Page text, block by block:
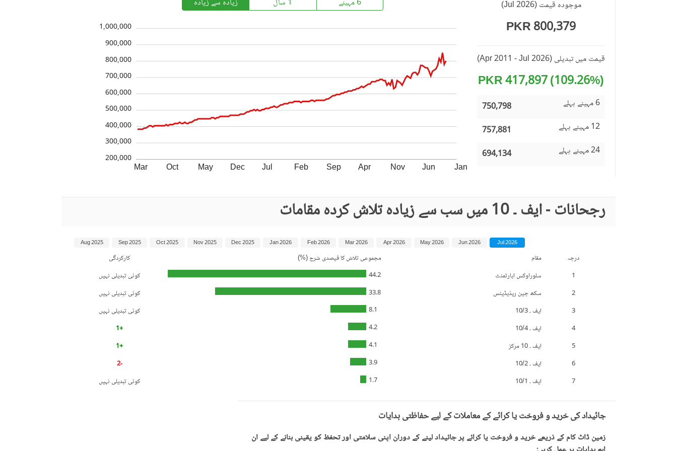
مزید خصوصیات
دیکھ بھال کا عملہ
موجودہ قیمت(
Jul 2026
)
800,379 PKR
قیمت میں تبدیلی(Apr 2011 - Jul 2026)
(109.26%) 417,897 PKR
6 مہینے پہلے
750,798
12 مہینے پہلے
757,881
24 مہینے پہلے
694,134
6 مہینے 1 سال زیادہ سے زیادہ
Mar Oct May Dec Jul Feb Sep Apr Nov Jun Jan
200,000
300,000
400,000
500,000
600,000
700,000
800,000
900,000
1,000,000
رجحانات - ایف ۔ 10 میں سب سے زیادہ تلاش کردہ مقامات
درجہ مقام مجموعی تلاش کا فیصدی شرح (%)
کارکردگی
1
سلوراوکس اپارٹمنٹ 44.2
کوئی تبدیلی نہیں
2
سکھ چین ریذیڈینس 33.8
کوئی تبدیلی نہیں
3
ایف ۔ 10/3 8.1
کوئی تبدیلی نہیں
4
ایف ۔ 10/4 4.2
+1
5
ایف ۔ 10 مرکز 4.1
+1
6
ایف ۔ 10/2 3.9
-2
7
ایف ۔ 10/1 1.7 کوئی تبدیلی نہیں
Jul 2026
Jun 2026
May 2026
Apr 2026
Mar 2026
Feb 2026
Jan 2026
Dec 2025
Nov 2025
Oct 2025
Sep 2025
Aug 2025
جائیداد کی خرید و فروخت یا کرائے کے معاملات کے لیے حفاظتی ہدایات
زمین ڈاٹ کام کے ذریعے خرید و فروخت یا کرائے پر جائیداد لینے کے دوران اپنی سلامتی اور تحفظ کو یقینی بنانے کے لیے ان